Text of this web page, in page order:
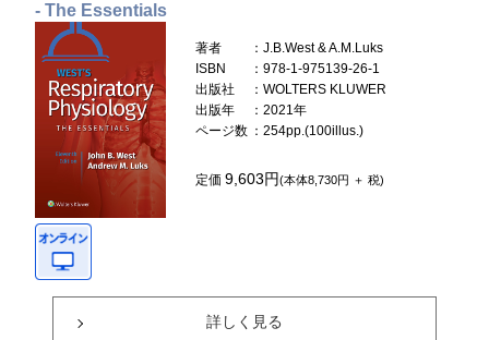
- The Essentials
著者
：J.B.West & A.M.Luks
ISBN
：978-1-975139-26-1
出版社
：WOLTERS KLUWER
出版年
：2021年
ページ数 ：254pp.(100illus.)
定価9,603円(本体8,730円 ＋ 税)
詳しく見る